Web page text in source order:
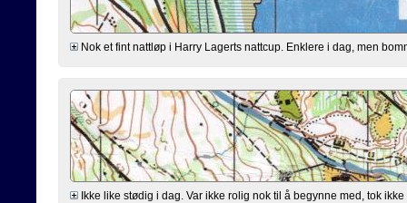
Nok et fint nattløp i Harry Lagerts nattcup. Enklere i dag, men
Ikke like stødig i dag. Var ikke rolig nok til å begynne med, tok